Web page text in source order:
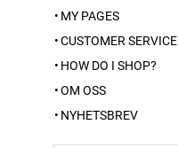
MY PAGES
CUSTOMER SERVICE
HOW DO I SHOP?
OM OSS
NYHETSBREV